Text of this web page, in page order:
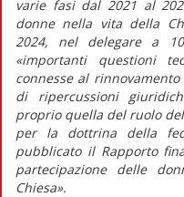
varie fasi dal 2021 al
donne nella vita della
2024, nel delegare a
«importanti questioni
connesse al
di ripercussioni
proprio quella del ruolo
per la dottrina della
pubblicato il Rapporto
partecipazione delle
Chiesa».